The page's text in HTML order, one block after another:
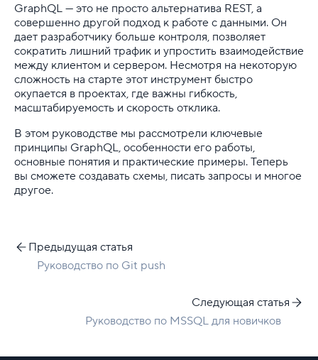
GraphQL — это не просто альтернатива REST, а
совершенно другой подход к работе с данными. Он
дает разработчику больше контроля, позволяет
сократить лишний трафик и упростить взаимодействие
между клиентом и сервером. Несмотря на некоторую
сложность на старте этот инструмент быстро
окупается в проектах, где важны гибкость,
масштабируемость и скорость отклика.
В этом руководстве мы рассмотрели ключевые
принципы GraphQL, особенности его работы,
основные понятия и практические примеры. Теперь
вы сможете создавать схемы, писать запросы и многое
другое.
Предыдущая статья
Руководство по Git push
Следующая статья
Руководство по MSSQL для новичков